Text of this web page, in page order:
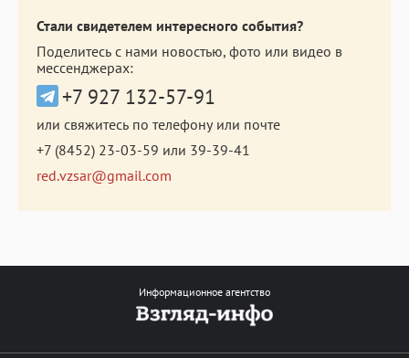
Стали свидетелем интересного события?
Поделитесь с нами новостью, фото или видео в
мессенджерах:
+7 927 132-57-91
или свяжитесь по телефону или почте
+7 (8452) 23-03-59 или 39-39-41
red.vzsar@gmail.com
Информационное агентство